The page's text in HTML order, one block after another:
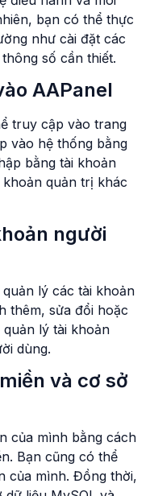
bạn có thể thực
như cài đặt các
số cần thiết.
AAPanel
truy cập vào trang
vào hệ thống bằng
bằng tài khoản
quản trị khác
người
lý các tài khoản
thêm, sửa đổi hoặc
lý tài khoản
dùng.
và cơ sở
của mình bằng cách
Bạn cũng có thể
của mình. Đồng thời,